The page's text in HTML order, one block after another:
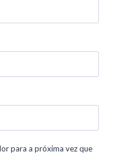
para a próxima vez que